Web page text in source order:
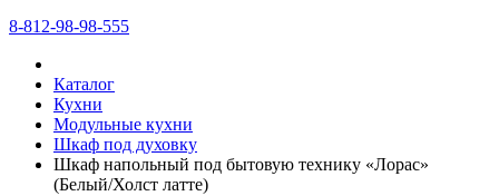
8-812-98-98-555
Каталог
Кухни
Модульные кухни
Шкаф под духовку
Шкаф напольный под бытовую технику «Лорас»
(Белый/Холст латте)